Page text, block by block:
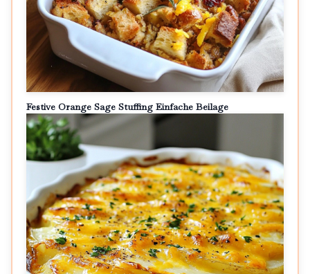
Festive Orange Sage Stuffing Einfache Beilage